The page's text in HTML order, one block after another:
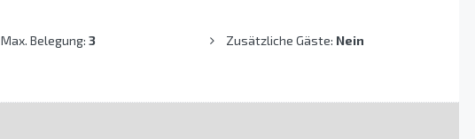
Max. Belegung: 3 Zusätzliche Gäste: Nein